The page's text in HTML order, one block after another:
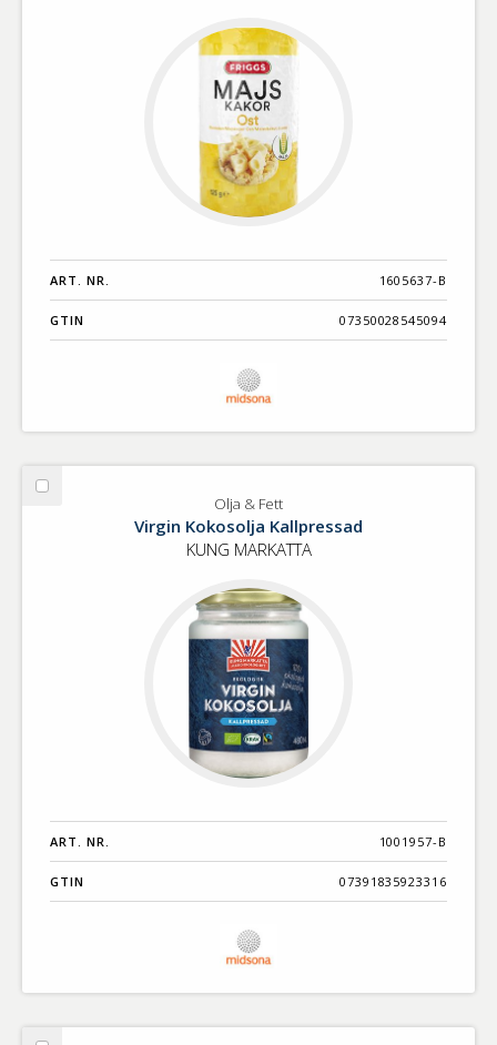
ART. NR. 1605637-B
GTIN 07350028545094
Välj
Olja & Fett
Virgin Kokosolja Kallpressad
KUNG MARKATTA
ART. NR. 1001957-B
GTIN 07391835923316